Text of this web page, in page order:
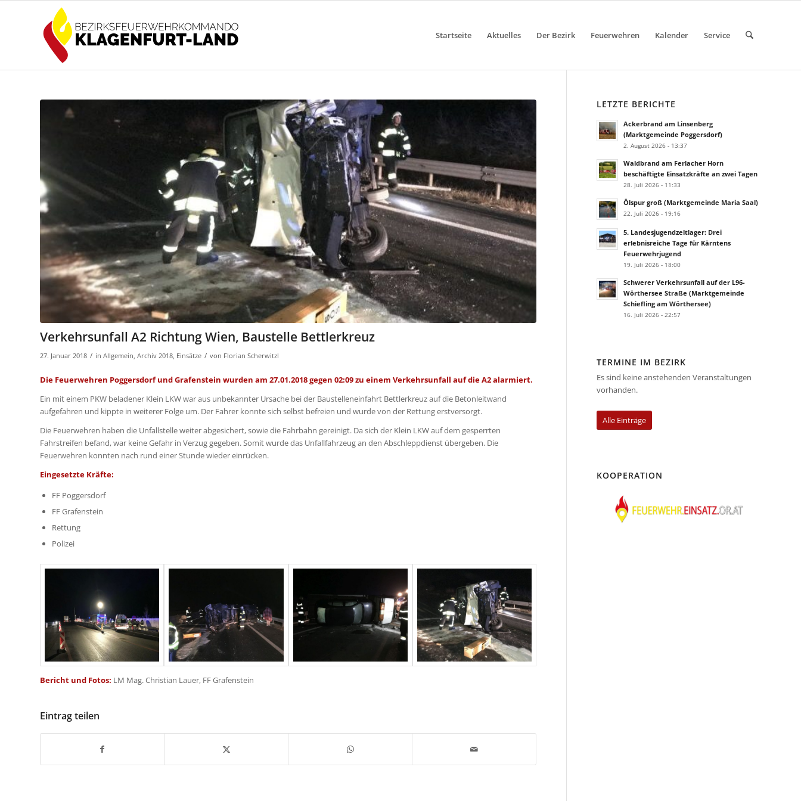
Startseite Aktuelles Der Bezirk Feuerwehren Kalender Service
Verkehrsunfall A2 Richtung Wien, Baustelle Bettlerkreuz
27. Januar 2018 / in Allgemein, Archiv 2018, Einsätze / von Florian Scherwitzl
Die Feuerwehren Poggersdorf und Grafenstein wurden am 27.01.2018 gegen 02:09 zu einem Verkehrsunfall auf die A2 alarmiert.
Ein mit einem PKW beladener Klein LKW war aus unbekannter Ursache bei der Baustelleneinfahrt Bettlerkreuz auf die Betonleitwand
aufgefahren und kippte in weiterer Folge um. Der Fahrer konnte sich selbst befreien und wurde von der Rettung erstversorgt.
Die Feuerwehren haben die Unfallstelle weiter abgesichert, sowie die Fahrbahn gereinigt. Da sich der Klein LKW auf dem gesperrten
Fahrstreifen befand, war keine Gefahr in Verzug gegeben. Somit wurde das Unfallfahrzeug an den Abschleppdienst übergeben. Die
Feuerwehren konnten nach rund einer Stunde wieder einrücken.
Eingesetzte Kräfte:
FF Poggersdorf
FF Grafenstein
Rettung
Polizei
Bericht und Fotos: LM Mag. Christian Lauer, FF Grafenstein
Eintrag teilen
LETZTE BERICHTE
Ackerbrand am Linsenberg
(Marktgemeinde Poggersdorf)
2. August 2026 - 13:37
Waldbrand am Ferlacher Horn
beschäftigte Einsatzkräfte an zwei Tagen
28. Juli 2026 - 11:33
Ölspur groß (Marktgemeinde Maria Saal)
22. Juli 2026 - 19:16
5. Landesjugendzeltlager: Drei
erlebnisreiche Tage für Kärntens
Feuerwehrjugend
19. Juli 2026 - 18:00
Schwerer Verkehrsunfall auf der L96-
Wörthersee Straße (Marktgemeinde
Schiefling am Wörthersee)
16. Juli 2026 - 22:57
TERMINE IM BEZIRK
Es sind keine anstehenden Veranstaltungen
vorhanden.
Alle Einträge
KOOPERATION